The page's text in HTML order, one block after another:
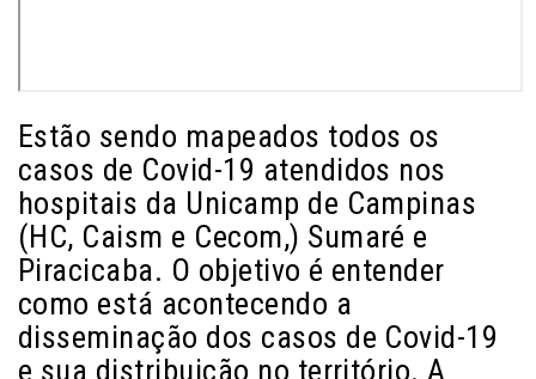
Estão sendo mapeados todos os
casos de Covid-19 atendidos nos
hospitais da Unicamp de Campinas
(HC, Caism e Cecom,) Sumaré e
Piracicaba. O objetivo é entender
como está acontecendo a
disseminação dos casos de Covid-19
e sua distribuição no território. A